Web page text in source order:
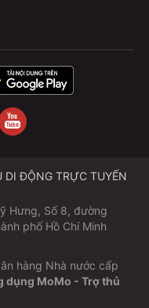
DI ĐỘNG TRỰC TUYẾN
Hưng, Số 8, đường
phố Hồ Chí Minh
hàng Nhà nước cấp
dụng MoMo - Trợ thủ